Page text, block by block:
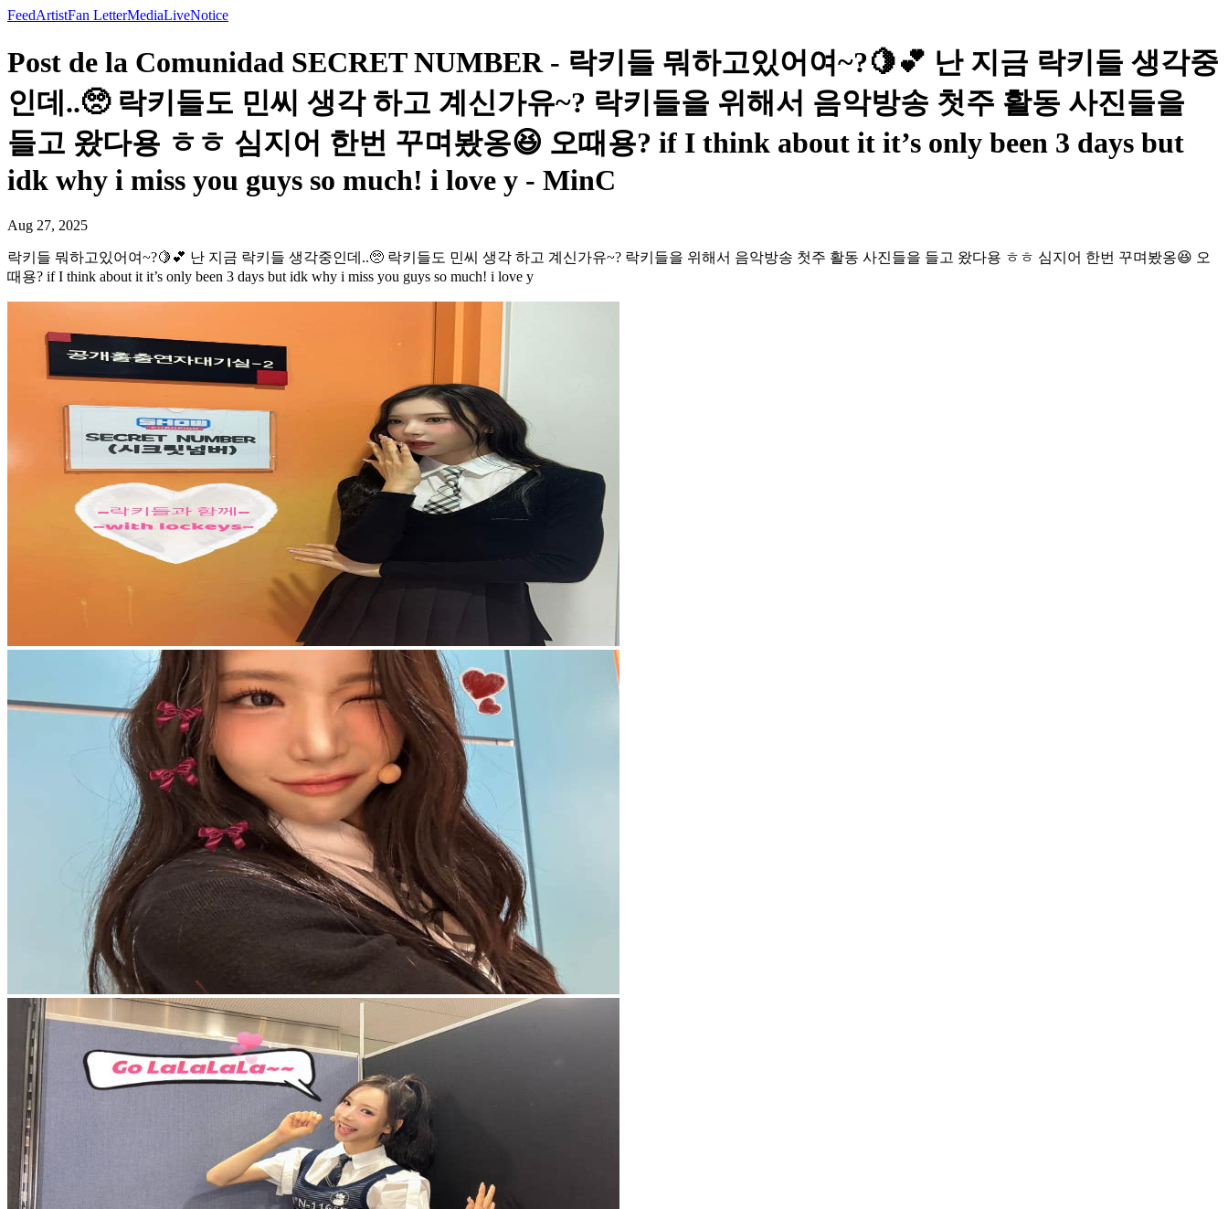
FeedArtistFan LetterMediaLiveNotice
Post de la Comunidad SECRET NUMBER - 락키들 뭐하고있어여~?🍋💕 난 지금 락키들 생각중
인데..🥺 락키들도 민씨 생각 하고 계신가유~? 락키들을 위해서 음악방송 첫주 활동 사진들을
들고 왔다용 ㅎㅎ 심지어 한번 꾸며봤옹😆 오때용? if I think about it it’s only been 3 days but
idk why i miss you guys so much! i love y - MinC
Aug 27, 2025
락키들 뭐하고있어여~?🍋💕 난 지금 락키들 생각중인데..🥺 락키들도 민씨 생각 하고 계신가유~? 락키들을 위해서 음악방송 첫주 활동 사진들을 들고 왔다용 ㅎㅎ 심지어 한번 꾸며봤옹😆 오
때용? if I think about it it’s only been 3 days but idk why i miss you guys so much! i love y